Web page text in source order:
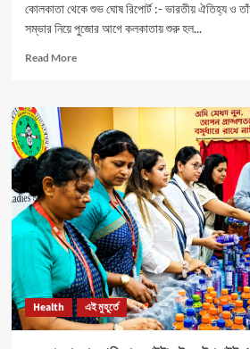
কোলকাতা থেকে শুভ ঘোষ রিপোর্ট :- ভারতীয় ঐতিহ্য ও
সম্ভার নিয়ে পুজোর আগে কলকাতায় শুরু হল...
Read MoreRead
‘দ্য
গ্যালারি’
তাঁত,খাদি
সহ
স্বদেশি
বস্ত্রের
সম্ভার।
Health এই মুহূর্তে